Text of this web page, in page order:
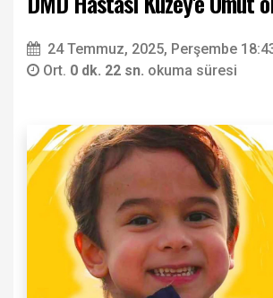
24 Temmuz, 2025, Perşembe
Ort. 0 dk. 22 sn. okuma süresi